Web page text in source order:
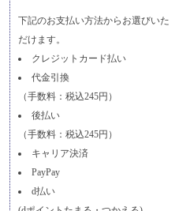
下記のお支払い方法からお選びいた
だけます。
クレジットカード払い
代金引換
（手数料：税込245円）
後払い
（手数料：税込245円）
キャリア決済
PayPay
d払い